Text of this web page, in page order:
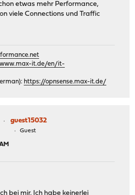
etwas mehr Performance,
viele Connections und Traffic
it.de/en/it-
https://opnsense.max-it.de/
guest15032
Guest
bei mir. Ich habe keinerlei